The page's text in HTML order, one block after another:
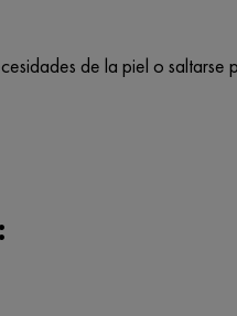
de la piel o